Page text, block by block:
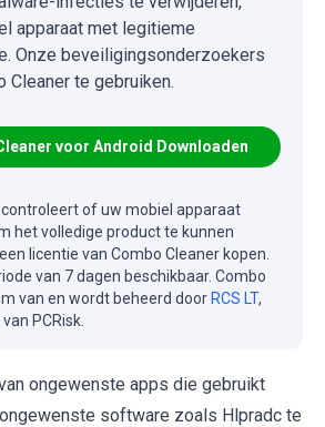
apparaat met legitieme
Onze beveiligingsonderzoekers
Cleaner te gebruiken.
voor Android Downloaden
of uw mobiel apparaat
het volledige product te kunnen
licentie van Combo Cleaner kopen.
van 7 dagen beschikbaar. Combo
van en wordt beheerd doorRCS LT,
PCRisk.
ongewenste apps die gebruikt
software zoals Hlpradc te